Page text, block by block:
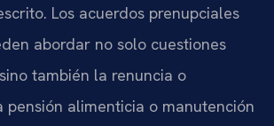
Los acuerdos prenupciales
abordar no solo cuestiones
también la renuncia o
pensión alimenticia o manutención